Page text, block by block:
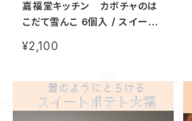
嘉福堂キッチン カボチャのは
こだて雪んこ 6個入 / スイート
館 手作り スイーツ 取り寄せ 人
¥2,100